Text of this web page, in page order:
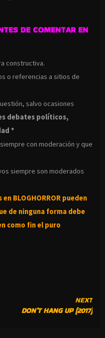
DE COMENTAR EN
constructiva.
o referencias a sitios de
salvo ocasiones
debates políticos,
*
con moderación y que
siempre son moderados
BLOGHORROR pueden
de ninguna forma debe
como fin el puro
NEXT
DON’T HANG UP (2017)